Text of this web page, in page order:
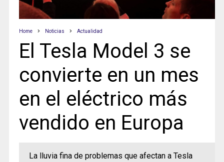
Home Noticias Actualidad
El Tesla Model 3 se
convierte en un mes
en el eléctrico más
vendido en Europa
La lluvia fina de problemas que afectan a Tesla